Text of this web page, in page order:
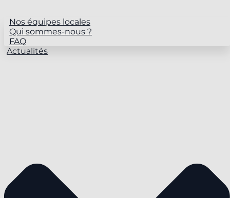
Nos équipes locales
Qui sommes-nous ?
FAQ
Actualités